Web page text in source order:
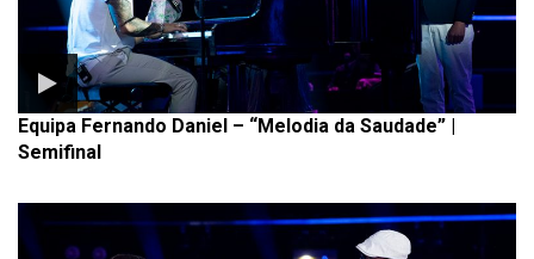
Equipa Fernando Daniel – “Melodia da Saudade” |
Semifinal